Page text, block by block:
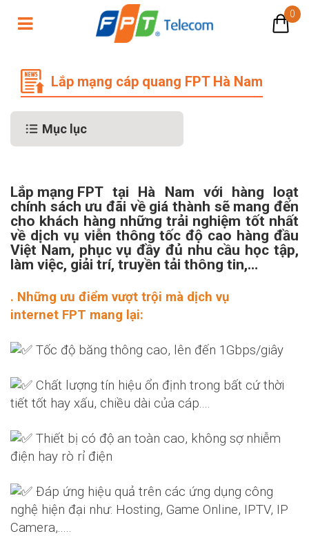
0
Lắp mạng cáp quang FPT Hà Nam
Mục lục
Lắp mạng FPT tại Hà Nam với hàng loạt
chính sách ưu đãi về giá thành sẽ mang đến
cho khách hàng những trải nghiệm tốt nhất
về dịch vụ viễn thông tốc độ cao hàng đầu
Việt Nam, phục vụ đầy đủ nhu cầu học tập,
làm việc, giải trí, truyền tải thông tin,…
. Những ưu điểm vượt trội mà dịch vụ
internet FPT mang lại:
Tốc độ băng thông cao, lên đến 1Gbps/giây
Chất lượng tín hiệu ổn định trong bất cứ thời
tiết tốt hay xấu, chiều dài của cáp....
Thiết bị có độ an toàn cao, không sợ nhiễm
điện hay rò rỉ điện
Đáp ứng hiệu quả trên các ứng dụng công
nghệ hiện đại như: Hosting, Game Online, IPTV, IP
Camera,.....